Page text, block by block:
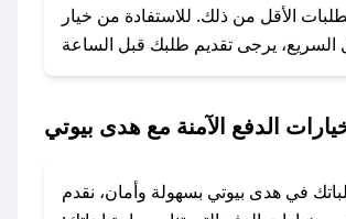
### كيفية استخدام كود خصم هدى بيوتي؟
1. انسخ كود الخصم من تطبيق صحصح.
2. الصقه في خانة الدفع عند التسوق من هدى بيوتي.
### ماذا أفعل إذا لم يعمل كود الخصم؟
الخاصة على تويتر أو البريد الإلكتروني،
الأقل من ذلك. للاستفادة من خيار
الدفع الآمنة مع هدى بيوتي
في هدى بيوتي بسهولة وأمان، نقدم